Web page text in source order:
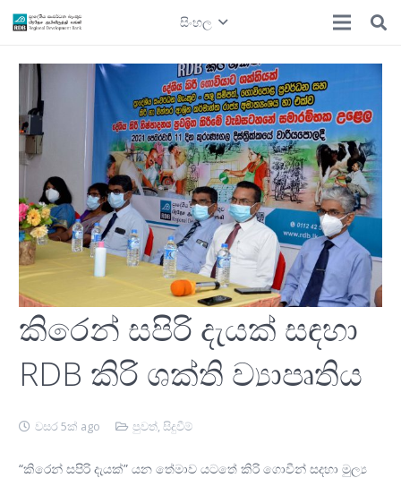
සිංහල
කිරෙන් සපිරි දැයක් සඳහා
RDB කිරි ශක්ති ව්‍යාපෘතිය
වසර 5ක් ago පුවත්, සිදුවීම්
“කිරෙන් සපිරි දැයක්” යන තේමාව යටතේ කිරි ගොවීන් සදහා මුල්‍ය